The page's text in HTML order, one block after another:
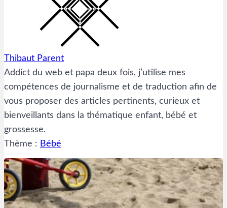
Thibaut Parent
Addict du web et papa deux fois, j’utilise mes
compétences de journalisme et de traduction afin de
vous proposer des articles pertinents, curieux et
bienveillants dans la thématique enfant, bébé et
grossesse.
Thème : Bébé